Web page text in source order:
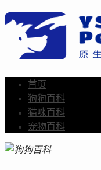
首页
狗狗百科
猫咪百科
宠物百科